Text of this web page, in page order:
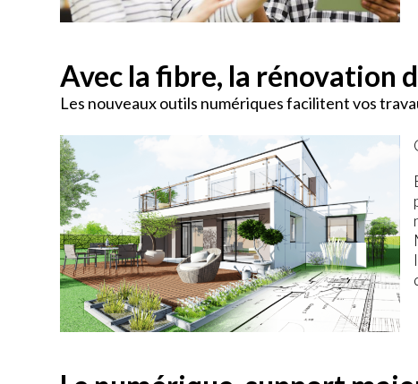
Avec la fibre, la rénovation
Les nouveaux outils numériques facilitent vos